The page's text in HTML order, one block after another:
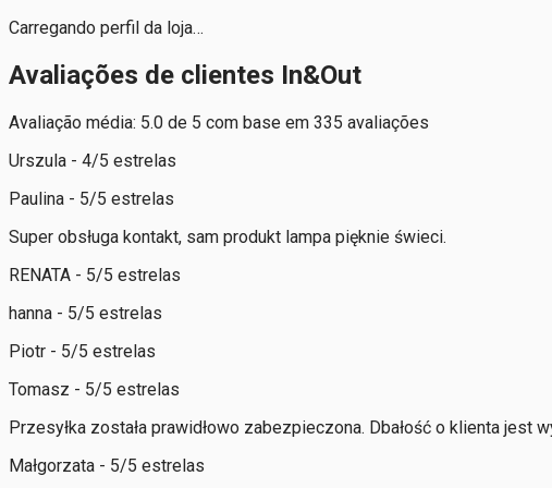
Carregando perfil da loja…
Avaliações de clientes In&Out
Avaliação média: 5.0 de 5 com base em 335 avaliações
Urszula - 4/5 estrelas
Paulina - 5/5 estrelas
Super obsługa kontakt, sam produkt lampa pięknie świeci.
RENATA - 5/5 estrelas
hanna - 5/5 estrelas
Piotr - 5/5 estrelas
Tomasz - 5/5 estrelas
Przesyłka została prawidłowo zabezpieczona. Dbałość o klienta
Małgorzata - 5/5 estrelas